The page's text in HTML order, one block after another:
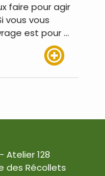
faire pour agir
vous vous
est pour …
Atelier 128
des Récollets